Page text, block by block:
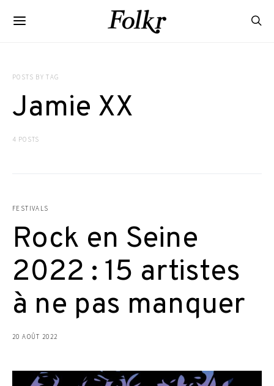
POSTS BY TAG
Jamie XX
4 POSTS
FESTIVALS
Rock en Seine
2022 : 15 artistes
à ne pas manquer
20 AOÛT 2022